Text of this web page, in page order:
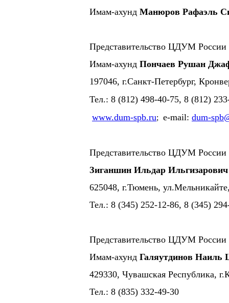
Имам-ахунд Манюров Рафаэль
Представительство ЦДУМ России
Имам-ахунд Пончаев Рушан
197046, г.Санкт-Петербург,
Тел.: 8 (812) 498-40-75, 8 (812)
www.dum-spb.ru; e-mail: dum-
Представительство ЦДУМ России
Зиганшин Ильдар Ильгизарович
625048, г.Тюмень,
Тел.: 8 (345) 252-12-86, 8 (345)
Представительство ЦДУМ
Имам-ахунд Галяутдинов Наиль
429330, Чувашская Республика,
Тел.: 8 (835) 332-49-30